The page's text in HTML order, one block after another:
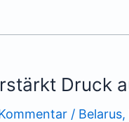
Druck
/ Belarus,